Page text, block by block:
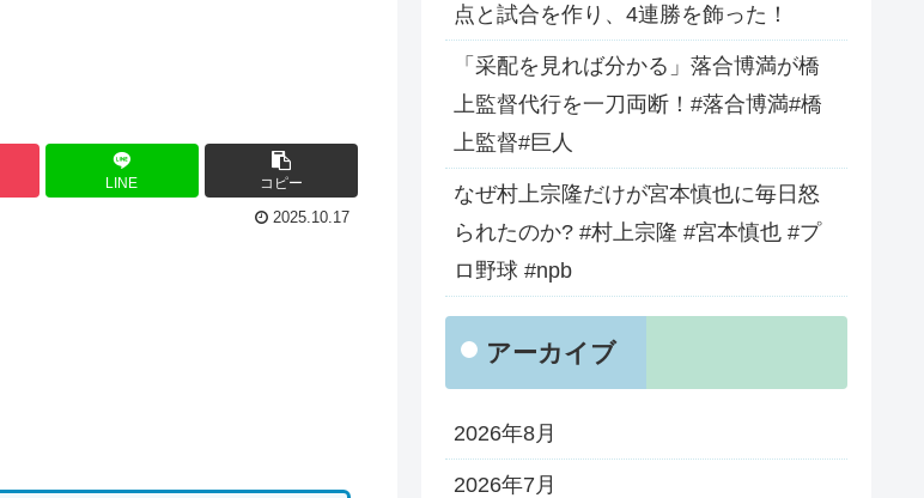
LINE コピー
2025.10.17
点と試合を作り、4連勝を飾った！
「采配を見れば分かる」落合博満が橋
上監督代行を一刀両断！#落合博満#橋
上監督#巨人
なぜ村上宗隆だけが宮本慎也に毎日怒
られたのか? #村上宗隆 #宮本慎也 #プ
ロ野球 #npb
アーカイブ
2026年8月
2026年7月